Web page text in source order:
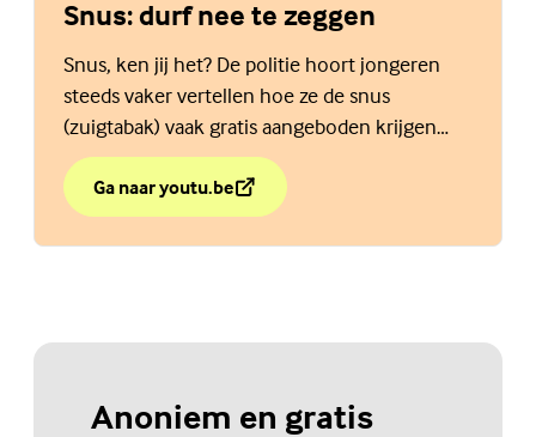
Snus: durf nee te zeggen
Snus, ken jij het? De politie hoort jongeren
steeds vaker vertellen hoe ze de snus
(zuigtabak) vaak gratis aangeboden krijgen
bijvoorbeeld op school of op het
voetbalpleintje.
Ga naar youtu.be
over Snus: durf nee te zeggen
(Externe link)
Anoniem en gratis